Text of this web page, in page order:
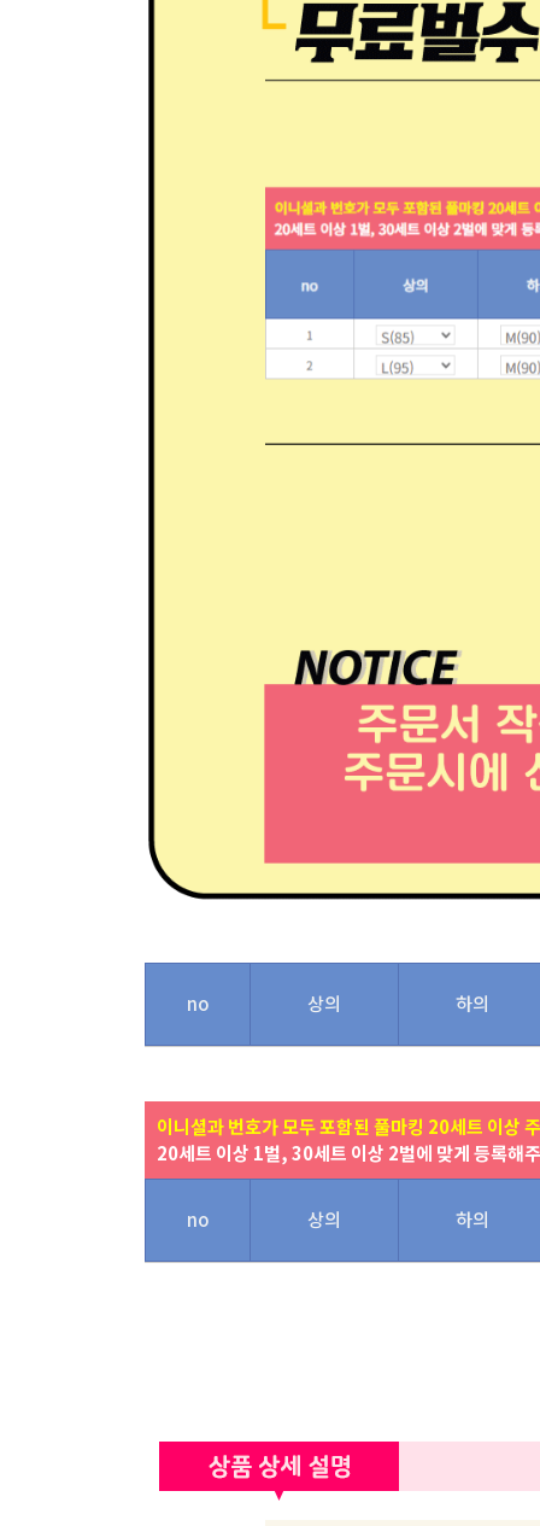
no 상의 하의
이니셜과 번호가 모두 포함된 풀마킹 20세트 이상
20세트 이상 1벌, 30세트 이상 2벌에 맞게 등록해
no 상의 하의